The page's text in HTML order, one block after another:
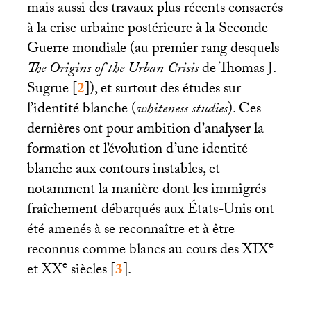
mais aussi des travaux plus récents consacrés
à la crise urbaine postérieure à la Seconde
Guerre mondiale (au premier rang desquels
The Origins of the Urban Crisisde Thomas J.
Sugrue[2]), et surtout des études sur
l’identité blanche (whiteness studies). Ces
dernières ont pour ambition d’analyser la
formation et l’évolution d’une identité
blanche aux contours instables, et
notamment la manière dont les immigrés
fraîchement débarqués aux États-Unis ont
été amenés à se reconnaître et à être
reconnus comme blancs au cours desXIXe
etXXesiècles[3].